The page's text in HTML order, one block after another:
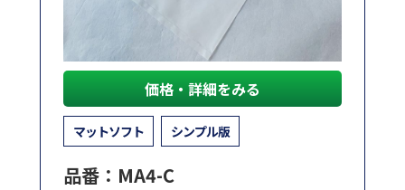
価格・詳細をみる
マットソフト シンプル版
品番：MA4-C